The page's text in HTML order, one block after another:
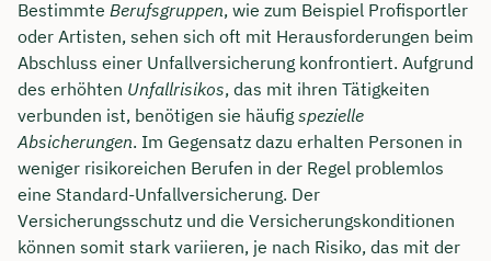
Bestimmte Berufsgruppen, wie zum Beispiel Profisportler
oder Artisten, sehen sich oft mit Herausforderungen beim
Abschluss einer Unfallversicherung konfrontiert. Aufgrund
des erhöhten Unfallrisikos, das mit ihren Tätigkeiten
verbunden ist, benötigen sie häufig spezielle
Absicherungen. Im Gegensatz dazu erhalten Personen in
weniger risikoreichen Berufen in der Regel problemlos
eine Standard-Unfallversicherung. Der
Versicherungsschutz und die Versicherungskonditionen
können somit stark variieren, je nach Risiko, das mit der